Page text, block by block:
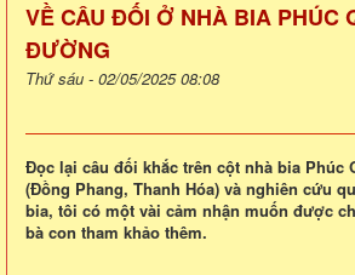
VỀ CÂU ĐỐI Ở NHÀ BIA PHÚC
ĐƯỜNG
Thứ sáu - 02/05/2025 08:08
Đọc lại câu đối khắc trên cột nhà bia Phúc
(Đồng Phang, Thanh Hóa) và nghiên cứu
bia, tôi có một vài cảm nhận muốn được
bà con tham khảo thêm.